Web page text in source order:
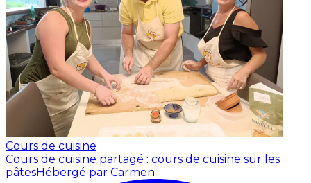
Cours de cuisine
Cours de cuisine partagé : cours de cuisine sur les
pâtesHébergé par Carmen